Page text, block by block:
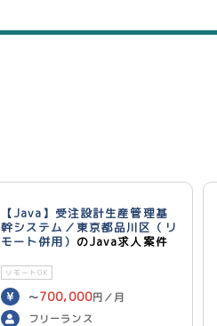
【Java】受注設計生産管理基
幹システム／東京都品川区（リ
モート併用） のJava求人案件
リモートOK
〜700,000円／月
フリーランス